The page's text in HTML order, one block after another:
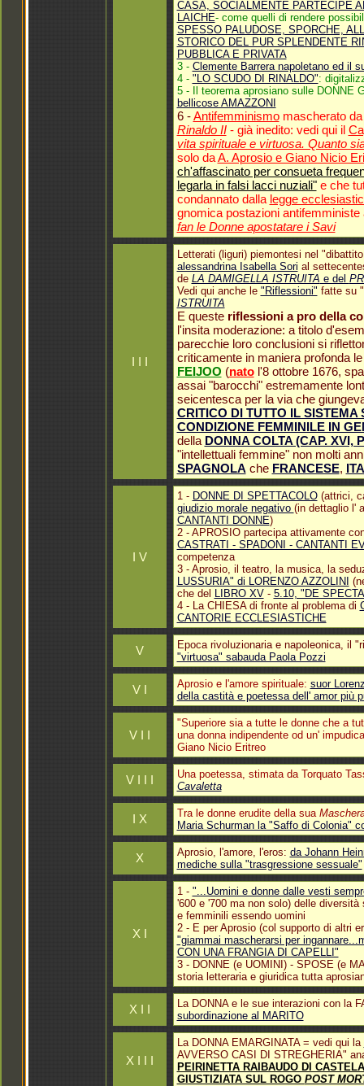
CASA, SOCIALMENTE PARTECIPE
LAICHE- come quelli di rendere
SPESSO PALUDOSE, SPORCHE,
STORICO DEL PUR SPLENDENTE
PUBBLICA E PRIVATA
3 - Clemente Barrera napoletano ed il
4 - "LO SCUDO DI RINALDO":
5 - Il teorema aprosiano sulle DONNE
bellicose AMAZZONI
6 -Antifemminismomascherato
Rinaldo II- già inedito: vedi qui il
vita spirituale e virtuosa. Quanto
solo daA. Aprosio e Giano Nicio
ch'affascinato per consueta
legarla in falsi lacci nuziali"e che
condannato dalla legge
gnomica postazioni
fan le Donne apostatare i Savi
I I I
Letterati (liguri) piemontesi nel
alessandrina Isabella Sori al
de LA DAMIGELLA ISTRUITA e del
Vedi qui anche le "Riflessioni" fatte su
ISTRUITA
E queste riflessioni a pro della
l'insita moderazione: a titolo
parecchie loro conclusioni si
criticamente in maniera profonda
FEIJOO (natol'8 ottobre 1676,
assai "barocchi" estremamente
seicentesca per la via che
CRITICO DI TUTTO IL SISTEMA
CONDIZIONE FEMMINILE IN
della DONNA COLTA (CAP. XVI,
"intellettuali femmine" non molti
SPAGNOLA che FRANCESE,
I V
1 - DONNE DI SPETTACOLO(attrici,
giudizio morale negativo (in dettaglio l'
CANTANTI DONNE)
2 - APROSIO partecipa attivamente
CASTRATI - SPADONI - CANTANTI
competenza
3 - Aprosio, il teatro, la musica, la
LUSSURIA" di LORENZO AZZOLINI
che del LIBRO XV- 5.10, "DE
4 - La CHIESA di fronte al problema di
CANTORIE ECCLESIASTICHE
V
Epoca rivoluzionaria e napoleonica, il
"virtuosa" sabauda Paola Pozzi
V I Aprosio e l'amore spirituale: suor
della castità e poetessa dell' amor più
V I I
"Superiore sia a tutte le donne che a
una donna indipendente od un'
Giano Nicio Eritreo
V I I I
Una poetessa, stimata da Torquato
Cavaletta
I X Tra le donne erudite della sua
Maria Schurman la "Saffo di Colonia"
X Aprosio, l'amore, l'eros: da Johann
mediche sulla "trasgressione sessuale"
X I
1 - "...Uomini e donne dalle vesti
'600 e '700 ma non solo) delle
e femminili essendo uomini
2 - E per Aprosio (col supporto di altri
"giammai mascherarsi per
CON UNA FRANGIA DI CAPELLI"
3 - DONNE (e UOMINI) - SPOSE (e
storia letteraria e giuridica tutta
X I I
La DONNA e le sue interazioni con la
subordinazione al MARITO
X I I I
La DONNA EMARGINATA = vedi qui la
AVVERSO CASI DI STREGHERIA"
PEIRINETTA RAIBAUDO DI
GIUSTIZIATA SUL ROGO POST